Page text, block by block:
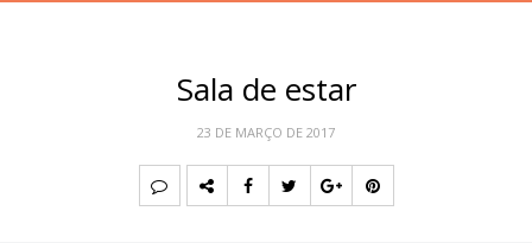
Sala de estar
23 DE MARÇO DE 2017